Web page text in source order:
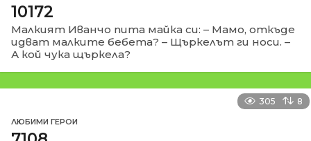
10172
Малкият Иванчо пита майка си: – Мамо, откъде
идват малките бебета? – Щъркелът ги носи. –
А кой чука щъркела?
305 8
ЛЮБИМИ ГЕРОИ